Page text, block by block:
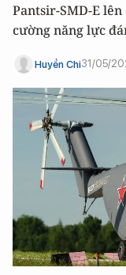
Pantsir-SMD-E
cường năng lực
Huyền Chi31/05/